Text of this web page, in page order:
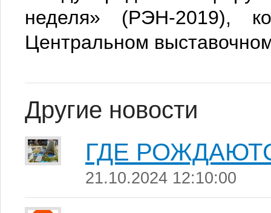
неделя» (РЭН-2019),
Центральном
Другие новости
ГДЕ
21.10.2024 12:10:00